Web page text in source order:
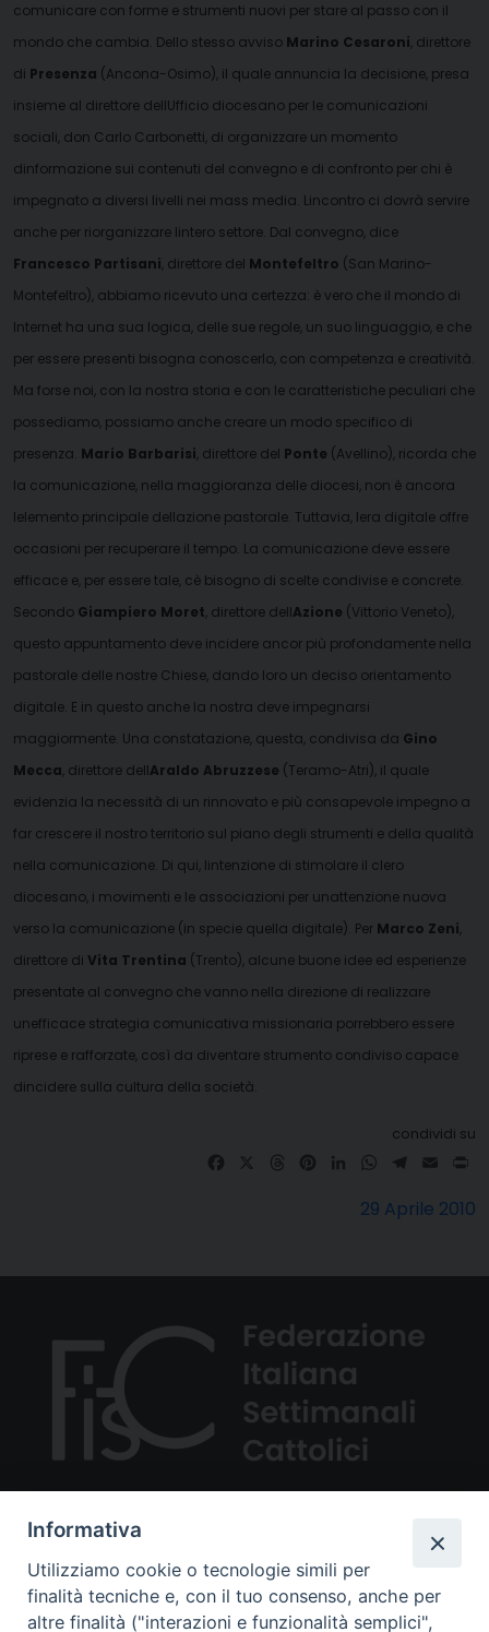
comunicare con forme e strumenti nuovi per stare al passo con il
mondo che cambia. Dello stesso avviso Marino Cesaroni , direttore
di Presenza (Ancona-Osimo), il quale annuncia la decisione, presa
insieme al direttore dellUfficio diocesano per le comunicazioni
sociali, don Carlo Carbonetti, di organizzare un momento
dinformazione sui contenuti del convegno e di confronto per chi è
impegnato a diversi livelli nei mass media. Lincontro ci dovrà servire
anche per riorganizzare lintero settore. Dal convegno, dice
Francesco Partisani , direttore del Montefeltro (San Marino-
Montefeltro), abbiamo ricevuto una certezza: è vero che il mondo di
Internet ha una sua logica, delle sue regole, un suo linguaggio, e che
per essere presenti bisogna conoscerlo, con competenza e creatività.
Ma forse noi, con la nostra storia e con le caratteristiche peculiari che
possediamo, possiamo anche creare un modo specifico di
presenza. Mario Barbarisi , direttore del Ponte (Avellino), ricorda che
la comunicazione, nella maggioranza delle diocesi, non è ancora
lelemento principale dellazione pastorale. Tuttavia, lera digitale offre
occasioni per recuperare il tempo. La comunicazione deve essere
efficace e, per essere tale, cè bisogno di scelte condivise e concrete.
Secondo Giampiero Moret , direttore dellAzione (Vittorio Veneto),
questo appuntamento deve incidere ancor più profondamente nella
pastorale delle nostre Chiese, dando loro un deciso orientamento
digitale. E in questo anche la nostra deve impegnarsi
maggiormente. Una constatazione, questa, condivisa da Gino
Mecca , direttore dellAraldo Abruzzese (Teramo-Atri), il quale
evidenzia la necessità di un rinnovato e più consapevole impegno a
far crescere il nostro territorio sul piano degli strumenti e della qualità
nella comunicazione. Di qui, lintenzione di stimolare il clero
diocesano, i movimenti e le associazioni per unattenzione nuova
verso la comunicazione (in specie quella digitale). Per Marco Zeni
direttore di Vita Trentina (Trento), alcune buone idee ed esperienze
presentate al convegno che vanno nella direzione di realizzare
unefficace strategia comunicativa missionaria porrebbero essere
riprese e rafforzate, così da diventare strumento condiviso capace
dincidere sulla cultura della società.
condividi su
FacebookThreadsPinterest
LinkedInWhatsApp
Email
29 Aprile 2010
Via Aurelia 468, 00165 ROMA
Informativa
Utilizziamo cookie o tecnologie simili per
finalità tecniche e, con il tuo consenso, anche per
altre finalità ("interazioni e funzionalità semplici",